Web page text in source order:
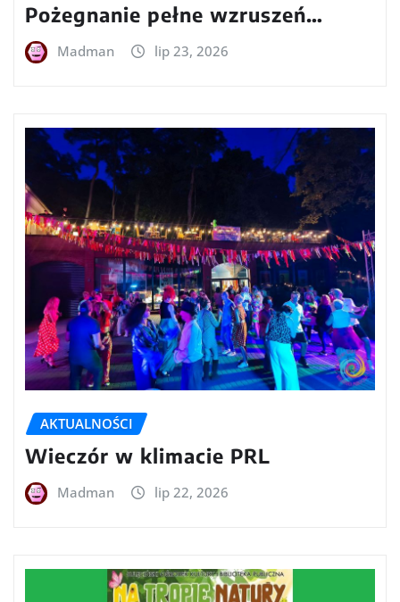
Pożegnanie pełne wzruszeń…
Madman lip 23, 2026
AKTUALNOŚCI
Wieczór w klimacie PRL
Madman lip 22, 2026